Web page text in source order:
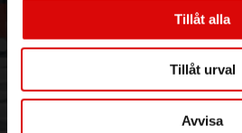
Tillåt alla
Tillåt urval
Avvisa
Installation: Dubbelbult, solid
Material: Stål, plast
Mått: 1,1 x 74,5 x 4,5 cm
Visselblåsning
Aktuellt på Order
Om